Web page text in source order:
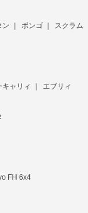
ン ボンゴ スクラム
キャリィ エブリィ
FH 6x4